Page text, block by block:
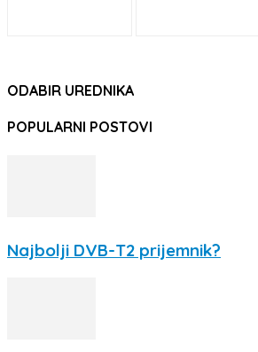
ODABIR UREDNIKA
POPULARNI POSTOVI
Najbolji DVB-T2 prijemnik?